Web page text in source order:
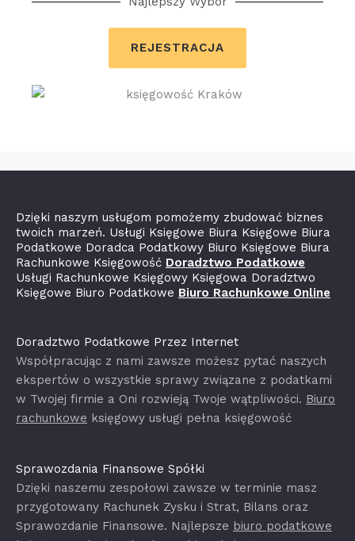
REJESTRACJA
Dzięki naszym usługom pomożemy zbudować biznes
twoich marzeń. Usługi Księgowe Biura Księgowe Biura
Podatkowe Doradca Podatkowy Biuro Księgowe Biura
Rachunkowe Księgowość Doradztwo Podatkowe
Usługi Rachunkowe Księgowy Księgowa Doradztwo
Księgowe Biuro Podatkowe Biuro Rachunkowe Online
Doradztwo Podatkowe Przez Internet
Współpracując z nami zawsze możesz pytać naszych
ekspertów o wszystkie sprawy związane z podatkami
w Twojej firmie a Oni rozwieją Twoje wątpliwości. Biuro
rachunkowe księgowy usługi pełna księgowość
Sprawozdania Finansowe Spółki
Dzięki naszemu zespołowi zawsze w terminie masz
przygotowany Rachunek Zysku i Strat, Bilans oraz
Sprawozdanie Finansowe. Najlepsze biuro podatkowe